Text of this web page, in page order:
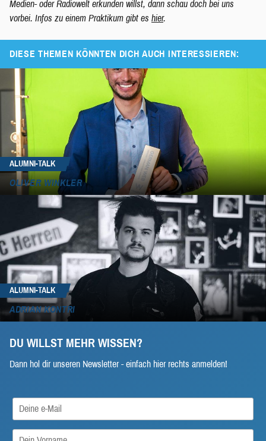
Medien- oder Radiowelt erkunden willst, dann schau doch bei uns
vorbei. Infos zu einem Praktikum gibt es hier.
DIESE THEMEN KÖNNTEN DICH AUCH INTERESSIEREN:
ALUMNI-TALK
OLIVER WINKLER
ALUMNI-TALK
ADRIAN KONTRI
DU WILLST MEHR WISSEN?
Dann hol dir unseren Newsletter - einfach hier rechts anmelden!